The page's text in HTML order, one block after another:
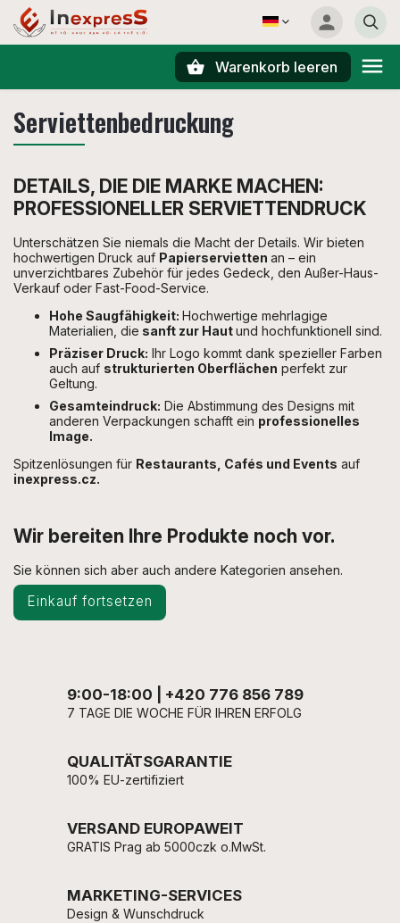
Warenkorb leeren
Serviettenbedruckung
DETAILS, DIE DIE MARKE MACHEN:
PROFESSIONELLER SERVIETTENDRUCK
Unterschätzen Sie niemals die Macht der Details. Wir bieten
hochwertigen Druck auf Papierservietten an – ein
unverzichtbares Zubehör für jedes Gedeck, den Außer-Haus-
Verkauf oder Fast-Food-Service.
Hohe Saugfähigkeit: Hochwertige mehrlagige
Materialien, die sanft zur Hautund hochfunktionell sind.
Präziser Druck: Ihr Logo kommt dank spezieller Farben
auch auf strukturierten Oberflächen perfekt zur
Geltung.
Gesamteindruck: Die Abstimmung des Designs mit
anderen Verpackungen schafft ein professionelles
Image.
Spitzenlösungen für Restaurants, Cafés und Events auf
inexpress.cz.
Wir bereiten Ihre Produkte noch vor.
Sie können sich aber auch andere Kategorien ansehen.
Einkauf fortsetzen
9:00-18:00 | +420 776 856 789
7 TAGE DIE WOCHE FÜR IHREN ERFOLG
QUALITÄTSGARANTIE
100% EU-zertifiziert
VERSAND EUROPAWEIT
GRATIS Prag ab 5000czk o.MwSt.
MARKETING-SERVICES
Design & Wunschdruck